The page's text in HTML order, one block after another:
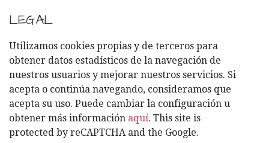
T
E
G
O
R
Í
A
S
LEGAL
Utilizamos cookies propias y de terceros para
obtener datos estadísticos de la navegación de
nuestros usuarios y mejorar nuestros servicios. Si
acepta o continúa navegando, consideramos que
acepta su uso. Puede cambiar la configuración u
obtener más información aquí. This site is
protected by reCAPTCHA and the Google.